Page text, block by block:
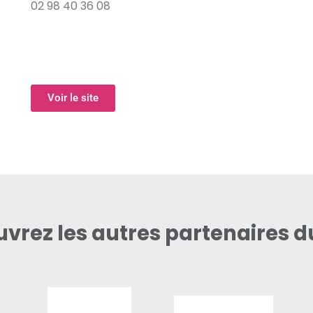
02 98 40 36 08
Voir le site
les autres partenaires